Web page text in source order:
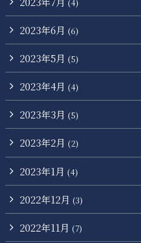
(4)
2023年6月 (6)
2023年5月 (5)
2023年4月 (4)
2023年3月 (5)
2023年2月 (2)
2023年1月 (4)
2022年12月 (3)
2022年11月 (7)